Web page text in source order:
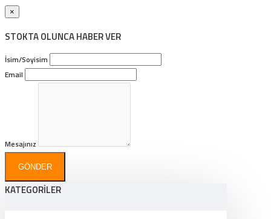
×
STOKTA OLUNCA HABER VER
İsim/Soyisim
Email
Mesajınız
GÖNDER
KATEGORİLER